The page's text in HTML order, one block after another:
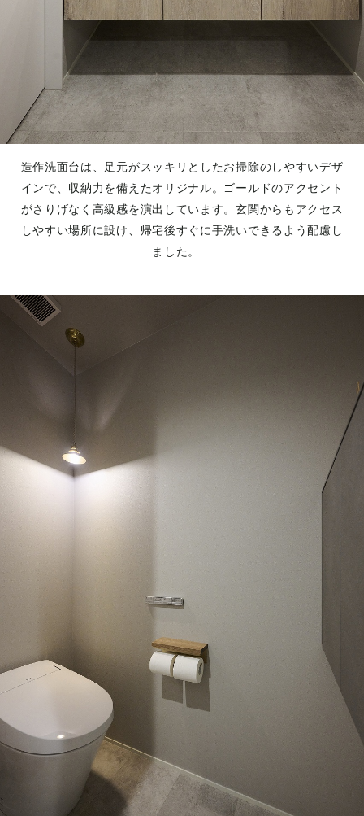
造作洗面台は、足元がスッキリとしたお掃除のしやすいデザ
インで、収納力を備えたオリジナル。ゴールドのアクセント
がさりげなく高級感を演出しています。玄関からもアクセス
しやすい場所に設け、帰宅後すぐに手洗いできるよう配慮し
ました。